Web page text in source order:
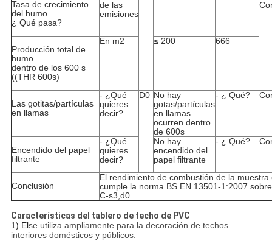
Tasa de crecimiento
del humo
¿ Qué pasa?
de las
emisiones
Producción total de
humo
dentro de los 600 s
((THR 600s)
En m2 ≤ 200 666
Las gotitas/partículas
en llamas
- ¿Qué
quieres
decir?
D0 No hay
gotas/partículas
en llamas
ocurren dentro
de 600s
- ¿ Qué?
Encendido del papel
filtrante
- ¿Qué
quieres
decir?
No hay
encendido del
papel filtrante
- ¿ Qué?
Conclusión
El rendimiento de combustión de la muestra
cumple la norma BS EN 13501-1:2007
C-s3,d0.
Características del tablero de techo de PVC
1) Else utiliza ampliamente para la decoración de techos
interiores domésticos y públicos.